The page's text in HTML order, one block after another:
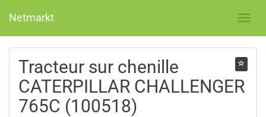
Netmarkt
Tracteur sur chenille
CATERPILLAR CHALLENGER
765C (100518)